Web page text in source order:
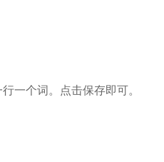
一个词。点击保存即可。